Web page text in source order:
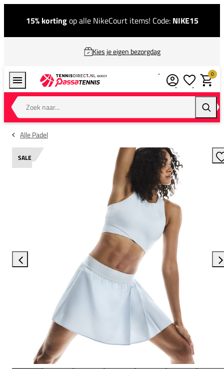
15% kortingop alle NikeCourt items! Code: NIKE15
Kies je eigen bezorgdag
Zoek naar...
0
Alle Padel
SALE